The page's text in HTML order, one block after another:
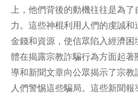
上，他們背後的動機往往是為了
力。這些神棍利用人們的虔誠
金錢和資源，使信眾陷入經濟困
體在揭露宗教詐騙行為方面起著
導和新聞文章向公眾揭示了宗教
人們警惕這些騙局。這些新聞